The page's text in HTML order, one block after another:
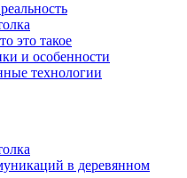
это такое
и особенности
технологии
в деревянном